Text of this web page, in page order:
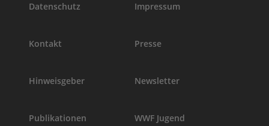
Datenschutz Impressum
Kontakt Presse
Hinweisgeber Newsletter
Publikationen WWF Jugend